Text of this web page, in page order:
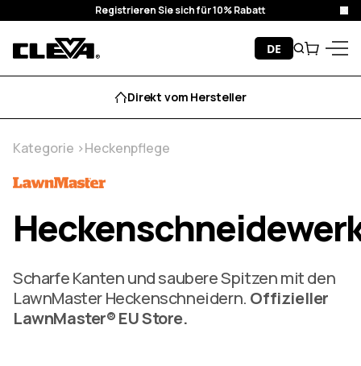
Zum Inhalt springen
Registrieren Sie sich für 10% Rabatt
DE
Suche
Direkt vom Hersteller
Kategorie Heckenpflege
Scharfe Kanten und saubere Spitzen mit den
LawnMaster Heckenschneidern. Offizieller
LawnMaster® EU Store.